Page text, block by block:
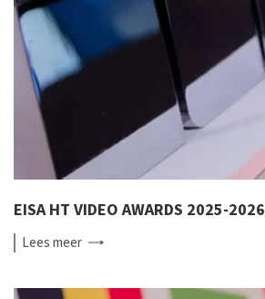
EISA HT VIDEO AWARDS 2025-2026
Leesmeer